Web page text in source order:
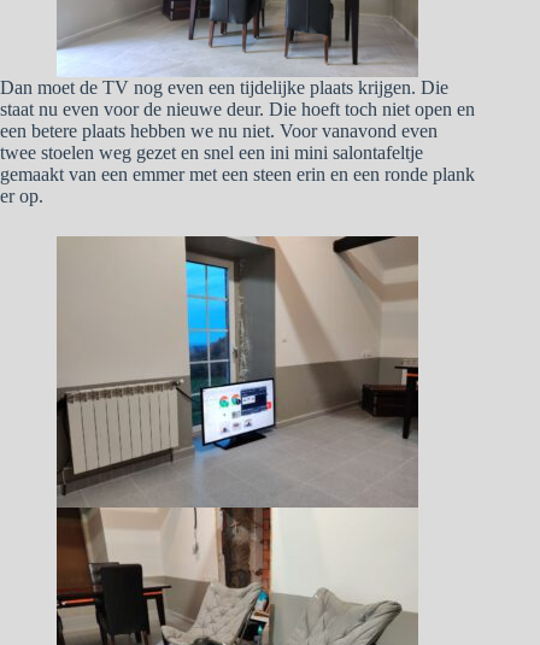
Dan moet de TV nog even een tijdelijke plaats krijgen. Die
staat nu even voor de nieuwe deur. Die hoeft toch niet open en
een betere plaats hebben we nu niet. Voor vanavond even
twee stoelen weg gezet en snel een ini mini salontafeltje
gemaakt van een emmer met een steen erin en een ronde plank
er op.